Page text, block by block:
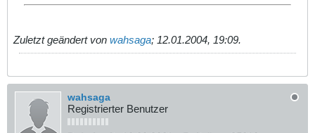
Zuletzt geändert von wahsaga; 12.01.2004, 19:09.
wahsaga
Registrierter Benutzer